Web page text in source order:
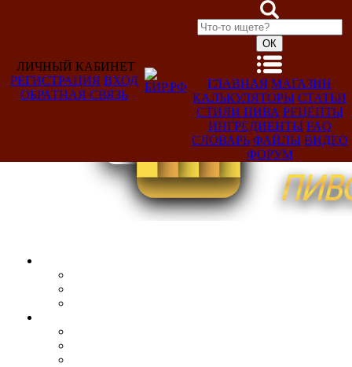
Добро
ЛИЧНЫЙ КАБИНЕТ
РЕГИСТРАЦИЯ ВХОД
ОБРАТНАЯ СВЯЗЬ
ГЛАВНАЯ МАГАЗИН
КАЛЬКУЛЯТОРЫ СТАТЬИ
СТИЛИ ПИВА РЕЦЕПТЫ
ИНГРЕДИЕНТЫ FAQ
СЛОВАРЬ ФАЙЛЫ ВИДЕО
ФОРУМ